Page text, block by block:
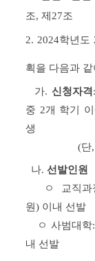
조, 제 27조
2. 2024학년도
획을 다음과
가. 신청자격 :
중 2개 학기
생
(단
나. 선발인원
ㅇ 교직과
원) 이내 선발
ㅇ 사범대학
내 선발